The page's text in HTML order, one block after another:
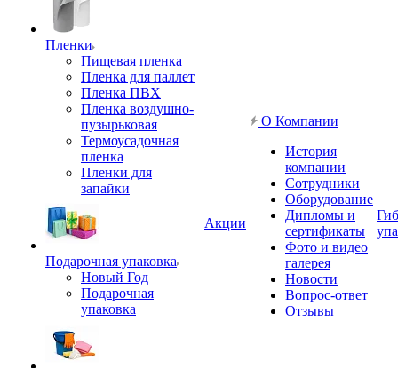
Пленки
Пищевая пленка
Пленка для паллет
Пленка ПВХ
Пленка воздушно-
пузырьковая
Термоусадочная
пленка
Пленки для
запайки
Подарочная упаковка
Новый Год
Подарочная
упаковка
Акции
О Компании
История
компании
Сотрудники
Оборудование
Дипломы и
сертификаты
Фото и видео
галерея
Новости
Вопрос-ответ
Отзывы